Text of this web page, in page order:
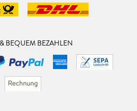
. . . 162
BEQUEM BEZAHLEN